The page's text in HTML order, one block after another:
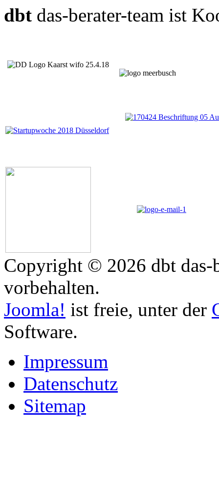
dbt das-berater-team ist
Copyright © 2026 dbt das-
vorbehalten.
Joomla! ist freie, unter der
Software.
Impressum
Datenschutz
Sitemap